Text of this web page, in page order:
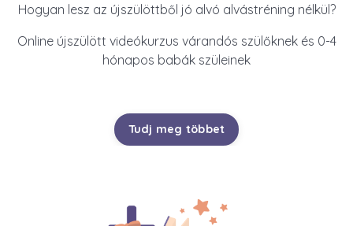
Hogyan lesz az újszülöttből jó alvó alvástréning nélkül?
Online újszülött videókurzus várandós szülőknek és 0-4
hónapos babák szüleinek
Tudj meg többet